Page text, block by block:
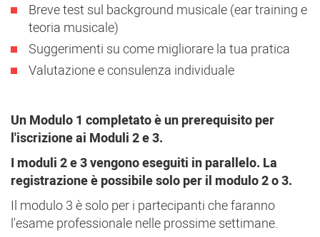
Breve test sul background musicale (ear training e
teoria musicale)
Suggerimenti su come migliorare la tua pratica
Valutazione e consulenza individuale
Un Modulo 1 completato è un prerequisito per
l'iscrizione ai Moduli 2 e 3.
I moduli 2 e 3 vengono eseguiti in parallelo. La
registrazione è possibile solo per il modulo 2 o 3.
Il modulo 3 è solo per i partecipanti che faranno
l'esame professionale nelle prossime settimane.